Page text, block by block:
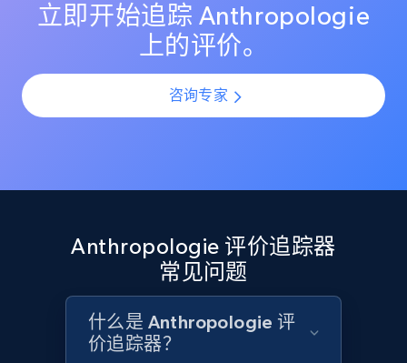
Etsy - Collect data on products using
Etsy - Collects data from shop's URL
URL, Product id, Listing inventory id, Title, Rating,
立即开始追踪 Anthropologie
上的评价。
咨询专家
Anthropologie 评价追踪器
常见问题
什么是 Anthropologie 评
价追踪器？